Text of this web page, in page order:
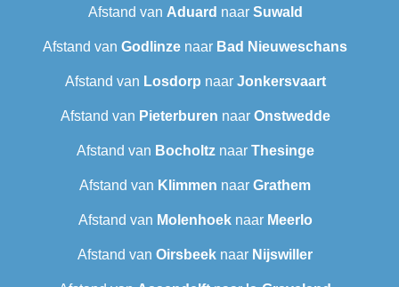
Afstand van Aduard naar Suwald
Afstand van Godlinze naar Bad Nieuweschans
Afstand van Losdorp naar Jonkersvaart
Afstand van Pieterburen naar Onstwedde
Afstand van Bocholtznaar Thesinge
Afstand van Klimmen naar Grathem
Afstand van Molenhoeknaar Meerlo
Afstand van Oirsbeek naar Nijswiller